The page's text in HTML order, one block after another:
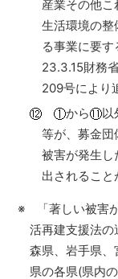
産業その他
生活環境の
る事業に要
23.3.15財務
209号により
から
以
等が、募金
被害が発生
出されるこ
※ 「著しい被害
活再建支援法
森県、岩手県
県の各県(県内